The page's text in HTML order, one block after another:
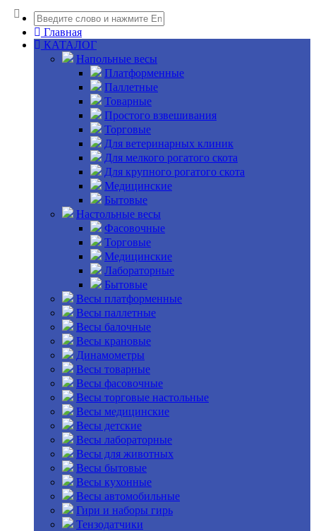
Главная
КАТАЛОГ
Напольные весы
Платформенные
Паллетные
Товарные
Простого взвешивания
Торговые
Для ветеринарных клиник
Для мелкого рогатого скота
Для крупного рогатого скота
Медицинские
Бытовые
Настольные весы
Фасовочные
Торговые
Медицинские
Лабораторные
Бытовые
Весы платформенные
Весы паллетные
Весы балочные
Весы крановые
Динамометры
Весы товарные
Весы фасовочные
Весы торговые настольные
Весы медицинские
Весы детские
Весы лабораторные
Весы для животных
Весы бытовые
Весы кухонные
Весы автомобильные
Гири и наборы гирь
Тензодатчики